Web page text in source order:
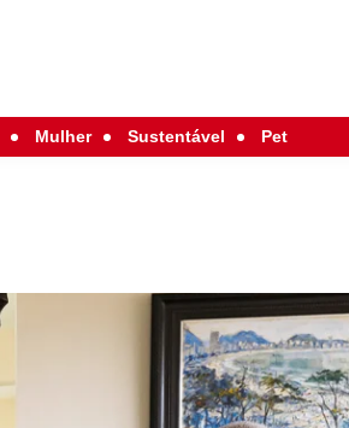
Mulher Sustentável Pet